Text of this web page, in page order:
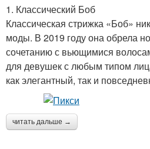
1. Классический Боб
Классическая стрижка «Боб»
моды. В 2019 году она обрела
сочетанию с вьющимися
для девушек с любым типом
как элегантный, так и
читать дальше →